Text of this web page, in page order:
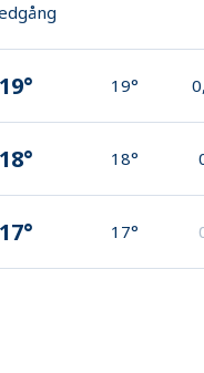
19° 19°
18° 18°
17° 17°